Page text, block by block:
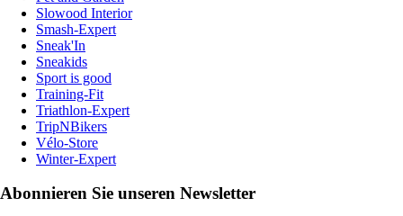
Slowood Interior
Smash-Expert
Sneak'In
Sneakids
Sport is good
Training-Fit
Triathlon-Expert
TripNBikers
Vélo-Store
Winter-Expert
Abonnieren Sie unseren Newsletter